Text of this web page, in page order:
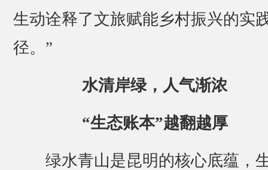
生动诠释了文旅赋能乡村振兴的实
径。”
水清岸绿，人气渐浓
“生态账本”越翻越厚
绿水青山是昆明的核心底蕴，